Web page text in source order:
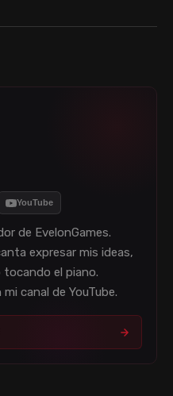
YouTube
de EvelonGames.
expresar mis ideas,
el piano.
canal de YouTube.